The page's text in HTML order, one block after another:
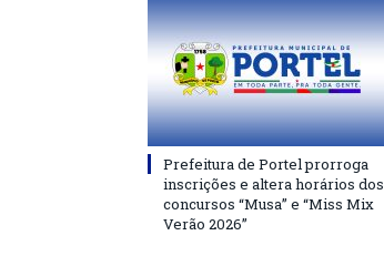
Prefeitura de Portel prorroga
inscrições e altera horários dos
concursos “Musa” e “Miss Mix
Verão 2026”